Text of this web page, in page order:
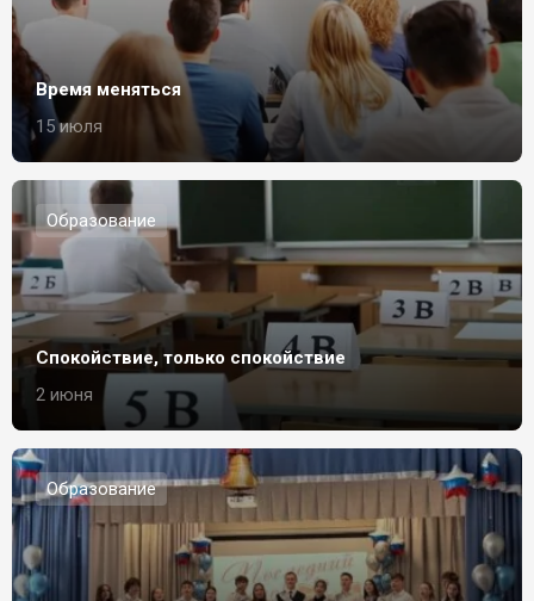
Время меняться
15 июля
Образование
Спокойствие, только спокойствие
2 июня
Образование